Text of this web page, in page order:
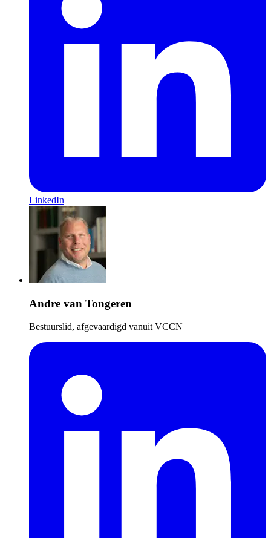
LinkedIn
Andre van Tongeren
Bestuurslid, afgevaardigd vanuit VCCN